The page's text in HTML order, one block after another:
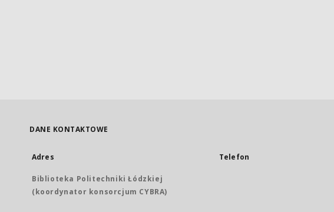
DANE KONTAKTOWE
Adres
Biblioteka Politechniki Łódzkiej
(koordynator konsorcjum CYBRA)
Telefon